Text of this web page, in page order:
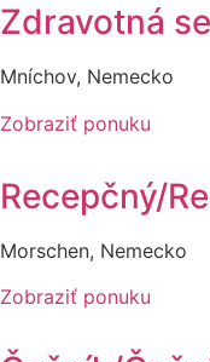
Zdravotná
Mníchov, Nemecko
Zobraziť ponuku
Recepčný/
Morschen, Nemecko
Zobraziť ponuku